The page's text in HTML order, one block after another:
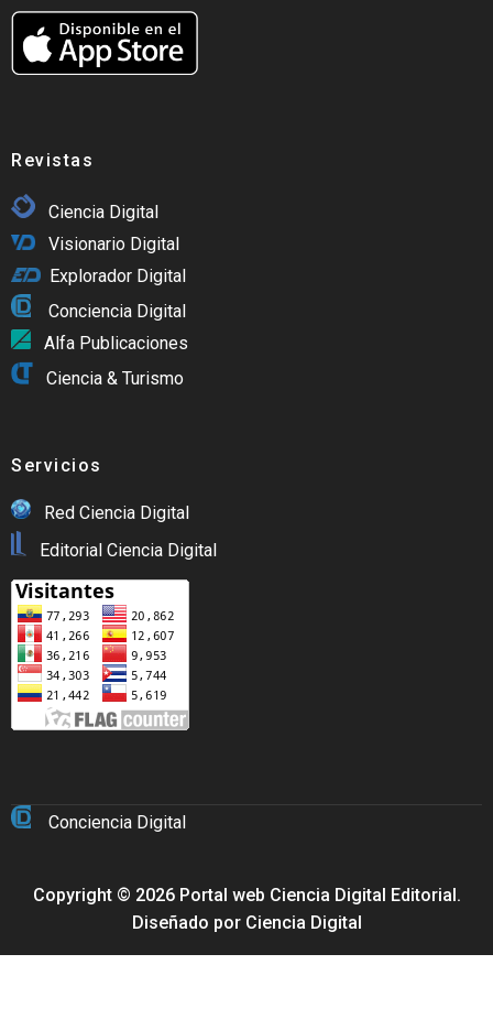
Revistas
Ciencia Digital
Visionario Digital
Explorador Digital
Conciencia Digital
Alfa Publicaciones
Ciencia & Turismo
Servicios
Red Ciencia Digital
Editorial Ciencia Digital
Conciencia Digital
Copyright © 2026 Portal web Ciencia Digital Editorial.
Diseñado por Ciencia Digital